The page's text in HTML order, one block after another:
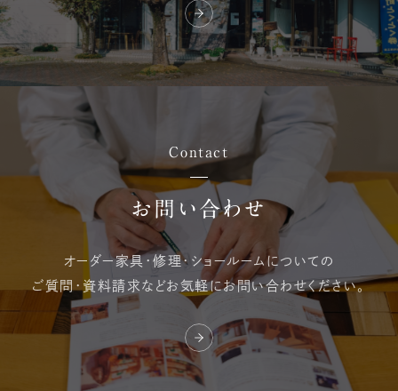
Contact
お問い合わせ
オーダー家具・修理・ ショールームについての
ご質問・資料請求などお気軽にお問い合わせください。